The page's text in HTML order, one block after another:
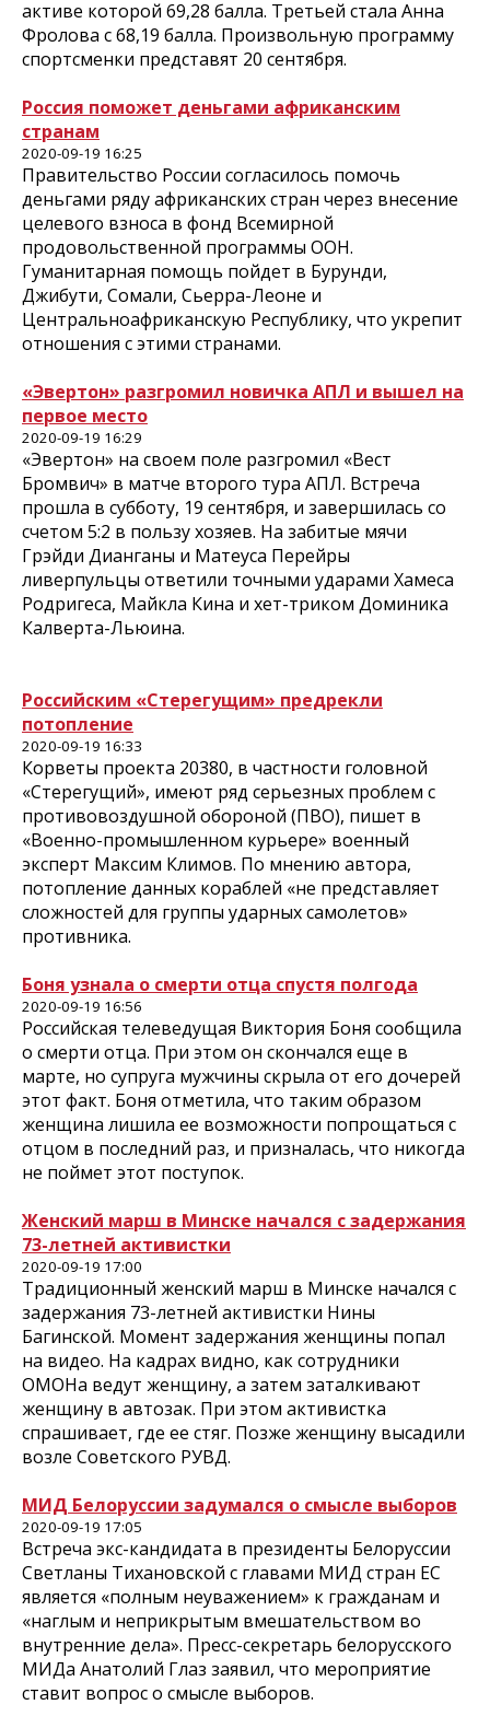
активе которой 69,28 балла. Третьей стала Анна
Фролова с 68,19 балла. Произвольную программу
спортсменки представят 20 сентября.
Россия поможет деньгами африканским
странам
2020-09-19 16:25
Правительство России согласилось помочь
деньгами ряду африканских стран через внесение
целевого взноса в фонд Всемирной
продовольственной программы ООН.
Гуманитарная помощь пойдет в Бурунди,
Джибути, Сомали, Сьерра-Леоне и
Центральноафриканскую Республику, что укрепит
отношения с этими странами.
«Эвертон» разгромил новичка АПЛ и вышел на
первое место
2020-09-19 16:29
«Эвертон» на своем поле разгромил «Вест
Бромвич» в матче второго тура АПЛ. Встреча
прошла в субботу, 19 сентября, и завершилась со
счетом 5:2 в пользу хозяев. На забитые мячи
Грэйди Дианганы и Матеуса Перейры
ливерпульцы ответили точными ударами Хамеса
Родригеса, Майкла Кина и хет-триком Доминика
Калверта-Льюина.
Российским «Стерегущим» предрекли
потопление
2020-09-19 16:33
Корветы проекта 20380, в частности головной
«Стерегущий», имеют ряд серьезных проблем с
противовоздушной обороной (ПВО), пишет в
«Военно-промышленном курьере» военный
эксперт Максим Климов. По мнению автора,
потопление данных кораблей «не представляет
сложностей для группы ударных самолетов»
противника.
Боня узнала о смерти отца спустя полгода
2020-09-19 16:56
Российская телеведущая Виктория Боня сообщила
о смерти отца. При этом он скончался еще в
марте, но супруга мужчины скрыла от его дочерей
этот факт. Боня отметила, что таким образом
женщина лишила ее возможности попрощаться с
отцом в последний раз, и призналась, что никогда
не поймет этот поступок.
Женский марш в Минске начался с задержания
73-летней активистки
2020-09-19 17:00
Традиционный женский марш в Минске начался с
задержания 73-летней активистки Нины
Багинской. Момент задержания женщины попал
на видео. На кадрах видно, как сотрудники
ОМОНа ведут женщину, а затем заталкивают
женщину в автозак. При этом активистка
спрашивает, где ее стяг. Позже женщину высадили
возле Советского РУВД.
МИД Белоруссии задумался о смысле выборов
2020-09-19 17:05
Встреча экс-кандидата в президенты Белоруссии
Светланы Тихановской с главами МИД стран ЕС
является «полным неуважением» к гражданам и
«наглым и неприкрытым вмешательством во
внутренние дела». Пресс-секретарь белорусского
МИДа Анатолий Глаз заявил, что мероприятие
ставит вопрос о смысле выборов.